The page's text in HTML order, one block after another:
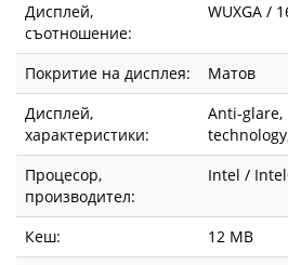
Дисплей,
съотношение:
WUXGA /
Покритие на дисплея:
Матов
Дисплей,
характеристики:
Anti-glare,
Процесор,
производител:
Intel /
Кеш:
12 MB